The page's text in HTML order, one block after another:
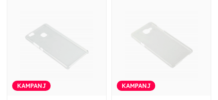
KAMPANJ KAMPANJ